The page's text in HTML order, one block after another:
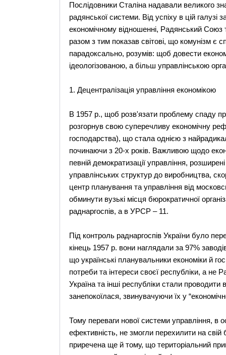
Послідовники Сталіна надавали великого
радянської системи. Від успіху в цій
економічному відношенні, Радянський
разом з тим показав світові, що комунізм
парадоксально, розумів: щоб довести
ідеологізованою, а більш управлінською
1. Децентралізація управління економікою
В 1957 р., щоб розв'язати проблему спаду
розгорнув свою суперечливу економічну
господарства), що стала однією з
починаючи з 20-х років. Важливою щодо
певній демократизації управління,
управлінських структур до виробництва,
центр планування та управління від
обминути вузькі місця бюрократичної
раднаргоспів, а в УРСР – 11.
Під контроль раднаргоспів України було
кінець 1957 р. вони наглядали за 97%
що українські планувальники економіки й
потреби та інтереси своєї республіки, а не
Україна та інші республіки стали
занепокоїлася, звинувачуючи їх у
Тому переваги нової системи управління, в
ефективність, не змогли перехилити на
приречена ще й тому, що територіальний